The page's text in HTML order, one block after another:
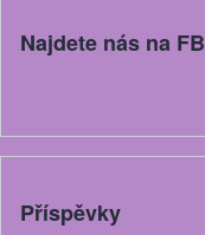
Najdete nás na FB
Příspěvky